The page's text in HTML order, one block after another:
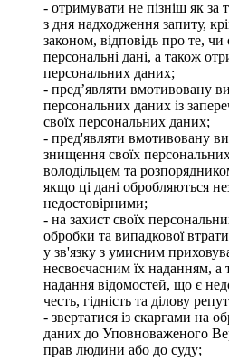
- отримувати не пізніш як за
з дня надходження запиту,
законом, відповідь про те,
персональні дані, а також
персональних даних;
- пред’являти вмотивовану
персональних даних із
своїх персональних даних;
- пред'являти вмотивовану
знищення своїх
володільцем та
якщо ці дані обробляються
недостовірними;
- на захист своїх
обробки та випадкової
у зв'язку з умисним
несвоєчасним їх наданням, а
надання відомостей, що є
честь, гідність та ділову
- звертатися із скаргами на
даних до Уповноваженого
прав людини або до суду;